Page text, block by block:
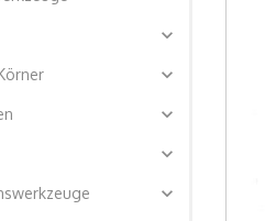
expand_more
expand_more
expand_more
expand_more
expand_more